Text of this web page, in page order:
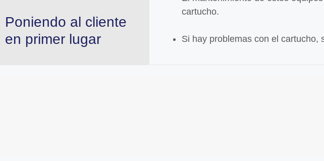
Poniendo al cliente
en primer lugar
cartucho.
Si hay problemas con el cartucho,